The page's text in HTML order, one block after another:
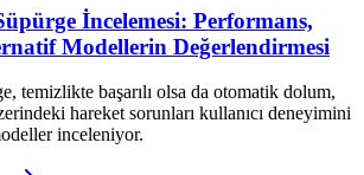
İncelemesi: Performans,
Modellerin Değerlendirmesi
temizlikte başarılı olsa da otomatik dolum,
hareket sorunları kullanıcı deneyimini
inceleniyor.